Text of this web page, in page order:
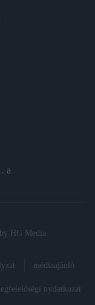
a
HG Media
médiaajánló
nyilatkozat